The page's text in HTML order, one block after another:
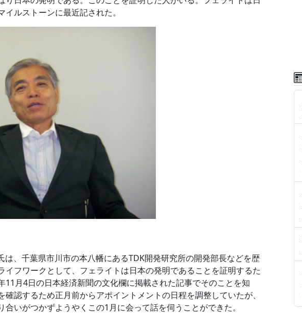
ルストーンに最近記された。
は、千葉県市川市の本八幡にあるTDK開発研究所の開発部長などを歴
イフワークとして、フェライトは日本の発明であることを証明するた
11月4日の日本経済新聞の文化欄に掲載された記事でそのことを知
確認するため正月前からアポイントメントの日程を調整していたが、
いがつかずようやくこの1月に会って話を伺うことができた。